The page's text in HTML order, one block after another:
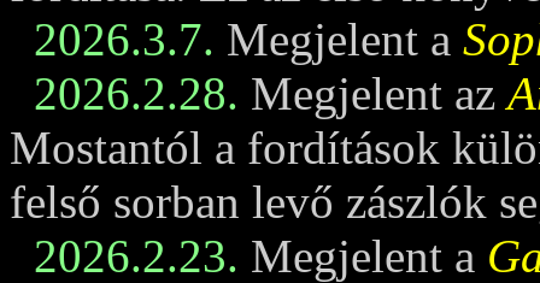
2026.3.7. Megjelent a
2026.2.28. Megjelent az
Mostantól a fordítások
felső sorban levő zászlók
2026.2.23. Megjelent a